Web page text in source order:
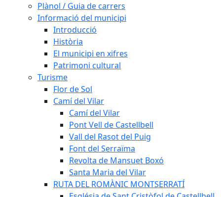
Plànol / Guia de carrers
Informació del municipi
Introducció
Història
El municipi en xifres
Patrimoni cultural
Turisme
Flor de Sol
Camí del Vilar
Camí del Vilar
Pont Vell de Castellbell
Vall del Rasot del Puig
Font del Serraïma
Revolta de Mansuet Boxó
Santa Maria del Vilar
RUTA DEL ROMÀNIC MONTSERRATÍ